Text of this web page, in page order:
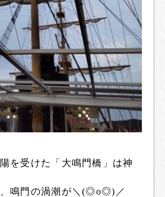
を受けた「大鳴門橋」は神
、鳴門の渦潮が＼(◎o◎)／